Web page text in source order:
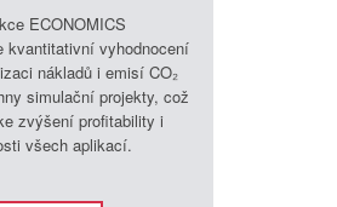
ECONOMICS
kvantitativní vyhodnocení
nákladů i emisí CO₂
simulační projekty, což
zvýšení profitability i
všech aplikací.